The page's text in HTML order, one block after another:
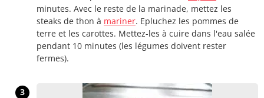
minutes. Avec le reste de la marinade, mettez les
steaks de thon à mariner. Epluchez les pommes de
terre et les carottes. Mettez-les à cuire dans l'eau salée
pendant 10 minutes (les légumes doivent rester
fermes).
3